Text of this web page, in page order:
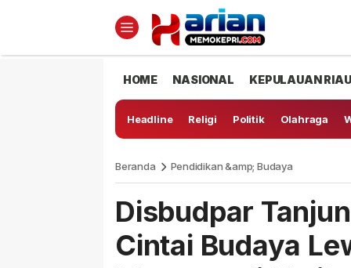
HOME NASIONAL KEPULAUAN RIAU
Headline Religi Politik Olahraga
Beranda Pendidikan &amp; Budaya
Disbudpar
Cintai Budaya